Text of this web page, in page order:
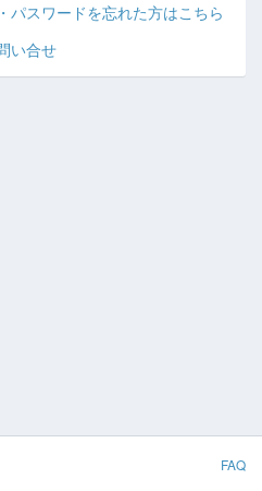
パスワードを忘れた方はこちら
い合せ
FAQ